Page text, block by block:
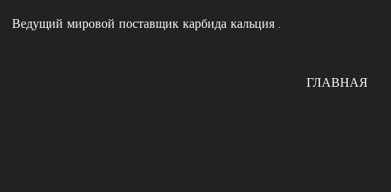
Ведущий мировой поставщик карбида кальция .
ГЛАВНАЯ